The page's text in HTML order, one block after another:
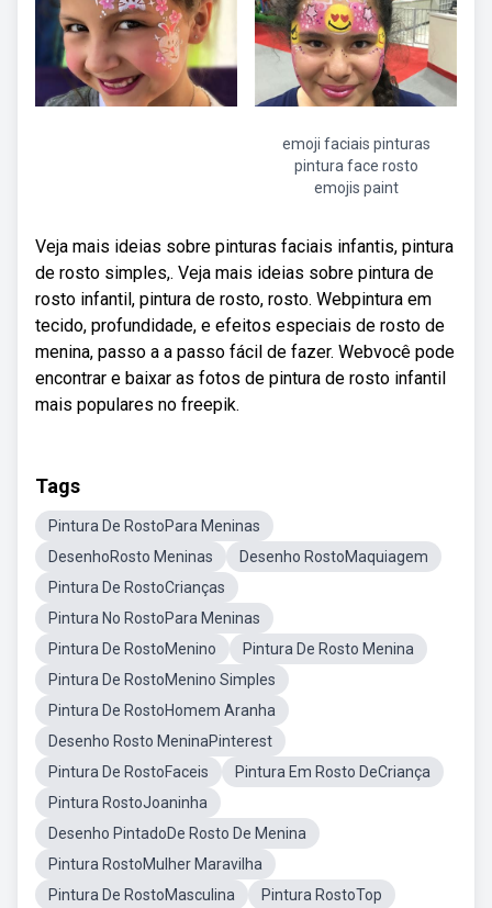
emoji faciais pinturas
pintura face rosto
emojis paint
Veja mais ideias sobre pinturas faciais infantis, pintura
de rosto simples,. Veja mais ideias sobre pintura de
rosto infantil, pintura de rosto, rosto. Webpintura em
tecido, profundidade, e efeitos especiais de rosto de
menina, passo a a passo fácil de fazer. Webvocê pode
encontrar e baixar as fotos de pintura de rosto infantil
mais populares no freepik.
Tags
Pintura De RostoPara Meninas
DesenhoRosto Meninas
Desenho RostoMaquiagem
Pintura De RostoCrianças
Pintura No RostoPara Meninas
Pintura De RostoMenino
Pintura De Rosto Menina
Pintura De RostoMenino Simples
Pintura De RostoHomem Aranha
Desenho Rosto MeninaPinterest
Pintura De RostoFaceis
Pintura Em Rosto DeCriança
Pintura RostoJoaninha
Desenho PintadoDe Rosto De Menina
Pintura RostoMulher Maravilha
Pintura De RostoMasculina
Pintura RostoTop